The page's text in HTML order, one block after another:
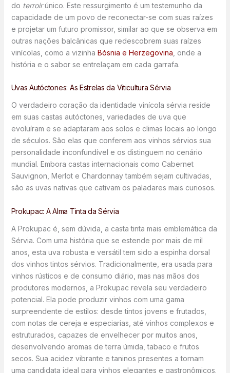
do terroirúnico. Este ressurgimento é um testemunho da
capacidade de um povo de reconectar-se com suas raízes
e projetar um futuro promissor, similar ao que se observa em
outras nações balcânicas que redescobrem suas raízes
vinícolas, como a vizinha Bósnia e Herzegovina , onde a
história e o sabor se entrelaçam em cada garrafa.
Uvas Autóctones: As Estrelas da Viticultura Sérvia
O verdadeiro coração da identidade vinícola sérvia reside
em suas castas autóctones, variedades de uva que
evoluíram e se adaptaram aos solos e climas locais ao longo
de séculos. São elas que conferem aos vinhos sérvios sua
personalidade inconfundível e os distinguem no cenário
mundial. Embora castas internacionais como Cabernet
Sauvignon, Merlot e Chardonnay também sejam cultivadas,
são as uvas nativas que cativam os paladares mais curiosos.
Prokupac: A Alma Tinta da Sérvia
A Prokupac é, sem dúvida, a casta tinta mais emblemática da
Sérvia. Com uma história que se estende por mais de mil
anos, esta uva robusta e versátil tem sido a espinha dorsal
dos vinhos tintos sérvios. Tradicionalmente, era usada para
vinhos rústicos e de consumo diário, mas nas mãos dos
produtores modernos, a Prokupac revela seu verdadeiro
potencial. Ela pode produzir vinhos com uma gama
surpreendente de estilos: desde tintos jovens e frutados,
com notas de cereja e especiarias, até vinhos complexos e
estruturados, capazes de envelhecer por muitos anos,
desenvolvendo aromas de terra úmida, tabaco e frutos
secos. Sua acidez vibrante e taninos presentes a tornam
uma candidata ideal para vinhos elegantes e gastronômicos.